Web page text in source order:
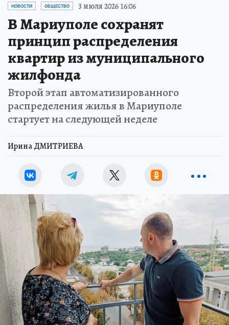
НОВОСТИ ОБЩЕСТВО 3 июля 2026 16:06
В Мариуполе сохранят
принцип распределения
квартир из муниципального
жилфонда
Второй этап автоматизированного
распределения жилья в Мариуполе
стартует на следующей неделе
Ирина ДМИТРИЕВА